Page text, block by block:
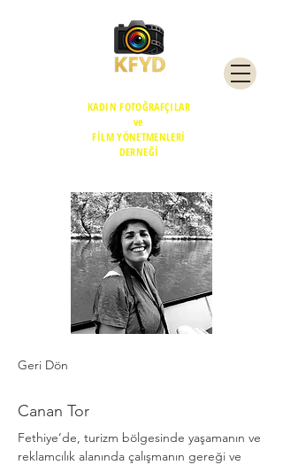
KADIN FOTOĞRAFÇILAR
ve
FİLM YÖNETMENLERİ
DERNEĞİ
Geri Dön
Canan Tor
Fethiye’de, turizm bölgesinde yaşamanın ve
reklamcılık alanında çalışmanın gereği ve